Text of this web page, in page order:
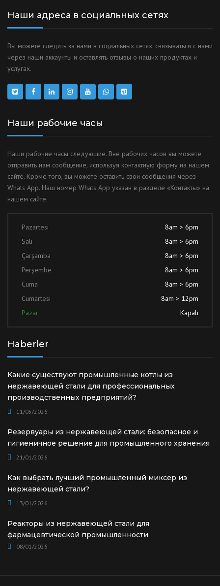
Наши адреса в социальных сетях
Вы можете следить за нами в социальных сетях, связываться с нами
через наши аккаунты и оставлять отзывы о наших продуктах и
услугах.
Наши рабочие часы
Наши рабочие часы следующие. Вне рабочих часов вы можете
отправить нам сообщение, используя контактную форму на нашем
сайте. Кроме того, вы можете оставить свои сообщения через
Whats App. Наш номер Whats App указан в разделе «Контакты» на
нашем сайте.
Pazartesi
8am > 6pm
Salı
8am > 6pm
Çarşamba
8am > 6pm
Perşembe
8am > 6pm
Cuma
8am > 6pm
Cumartesi
8am > 12pm
Pazar
Kapalı
Haberler
Какие существуют промышленные котлы из
нержавеющей стали для профессиональных
производственных предприятий?
11/05/2026
Резервуары из нержавеющей стали: безопасное и
гигиеничное решение для промышленного хранения
21/01/2026
Как выбрать лучший промышленный миксер из
нержавеющей стали?
13/01/2026
Реакторы из нержавеющей стали для
фармацевтической промышленности
08/01/2026